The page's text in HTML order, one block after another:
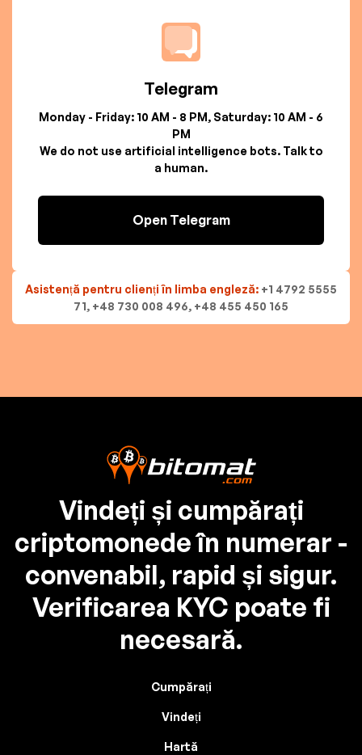
Telegram
Monday - Friday: 10 AM - 8 PM, Saturday: 10 AM - 6
PM
We do not use artificial intelligence bots. Talk to
a human.
Open Telegram
Asistență pentru clienți în limba engleză: +1 4792 5555
71, +48 730 008 496, +48 455 450 165
Vindeți și cumpărați
criptomonede în numerar -
convenabil, rapid și sigur.
Verificarea KYC poate fi
necesară.
Cumpărați
Vindeți
Hartă